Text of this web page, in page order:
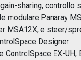
sharing, controllo
Panaray
MSA12X, e steer/
Designer
EX-UH,